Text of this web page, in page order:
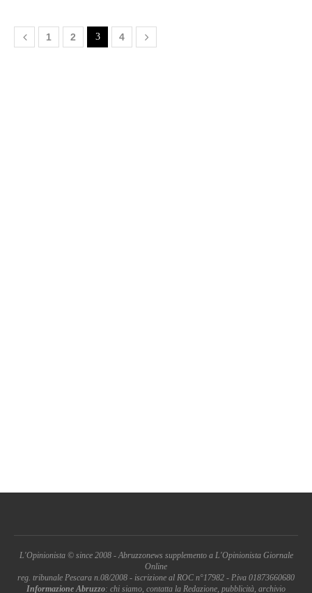
1 2 3 4
L'Opinionista © since 2008 - Abruzzonews supplemento a L'Opinionista Giornale
Online
reg. tribunale Pescara n.08/2008 - iscrizione al ROC n°17982 - P.iva 01873660680
Informazione Abruzzo: chi siamo, contatta la Redazione, pubblicità, archivio